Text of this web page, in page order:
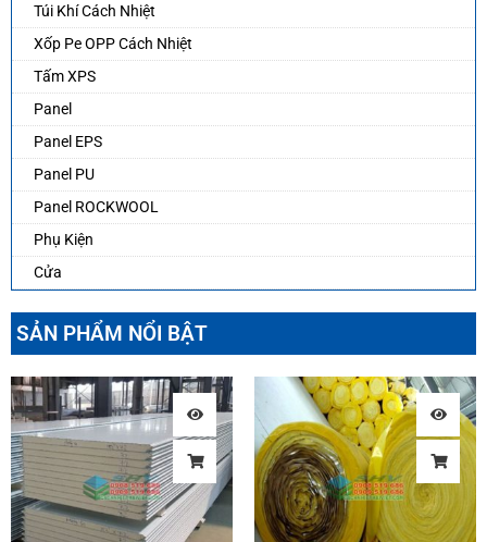
Túi Khí Cách Nhiệt
Xốp Pe OPP Cách Nhiệt
Tấm XPS
Panel
Panel EPS
Panel PU
Panel ROCKWOOL
Phụ Kiện
Cửa
SẢN PHẨM NỔI BẬT